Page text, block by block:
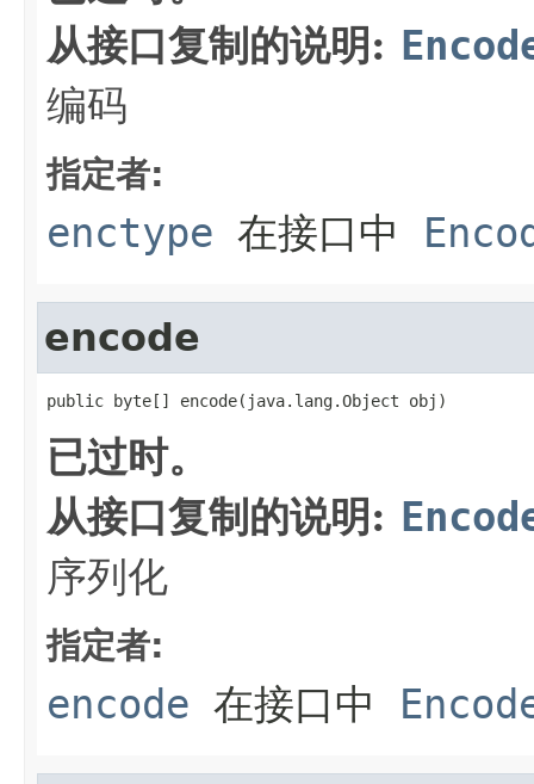
从接口复制的说明:
编码
指定者:
enctype 在接口中
encode
public byte[] encode(java.lang.Object obj)
已过时。
从接口复制的说明:
序列化
指定者:
encode 在接口中